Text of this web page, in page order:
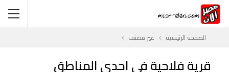
الصفحة الرئيسية غير مصنف
قرية فلاحية في احدى المناطق